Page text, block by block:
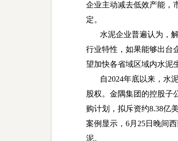
企业主动减去低效产能，
定。
水泥企业普遍认为，解
行业特性，如果能够出台
望加快各省域区域内水泥
自2024年底以来，水泥
股权。金隅集团的控股子
购计划，拟斥资约8.38亿
案例显示，6月25日晚间
泥。